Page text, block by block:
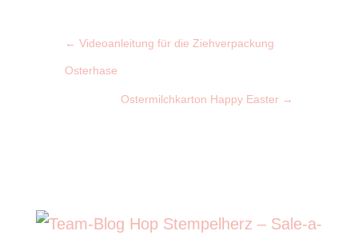
← Videoanleitung für die Ziehverpackung
Osterhase
Ostermilchkarton Happy Easter →